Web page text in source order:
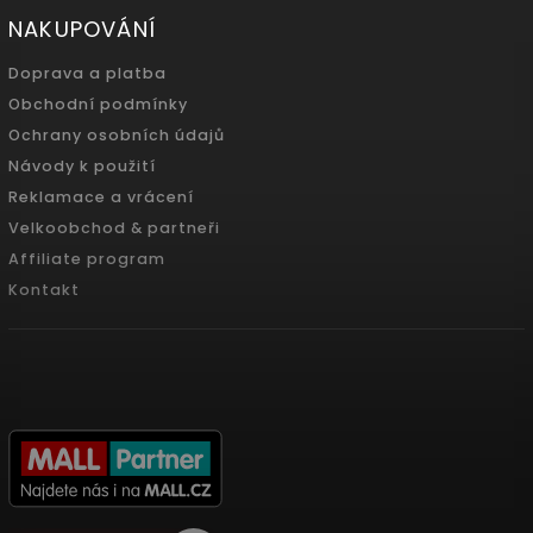
NAKUPOVÁNÍ
Doprava a platba
Obchodní podmínky
Ochrany osobních údajů
Návody k použití
Reklamace a vrácení
Velkoobchod & partneři
Affiliate program
Kontakt